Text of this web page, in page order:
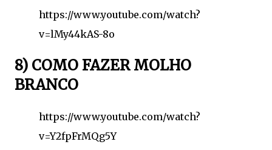
https://www.youtube.com/watch?
v=lMy44kAS-8o
8) COMO FAZER MOLHO
BRANCO
https://www.youtube.com/watch?
v=Y2fpFrMQg5Y